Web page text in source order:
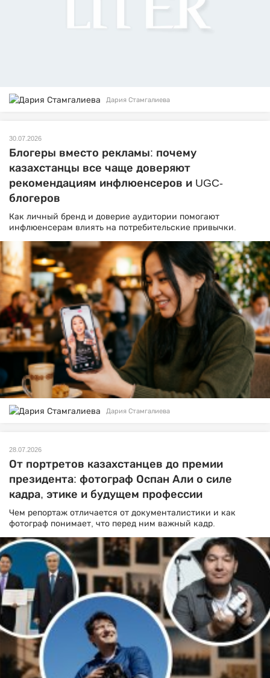
Дария Стамгалиева
30.07.2026
Блогеры вместо рекламы: почему
казахстанцы все чаще доверяют
рекомендациям инфлюенсеров и UGC-
блогеров
Как личный бренд и доверие аудитории помогают
инфлюенсерам влиять на потребительские привычки.
Дария Стамгалиева
28.07.2026
От портретов казахстанцев до премии
президента: фотограф Оспан Али о силе
кадра, этике и будущем профессии
Чем репортаж отличается от документалистики и как
фотограф понимает, что перед ним важный кадр.